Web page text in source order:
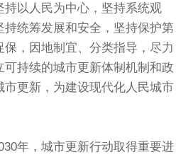
持以人民为中心，坚持系统观
持统筹发展和安全，坚持保护第
，因地制宜、分类指导，尽力
可持续的城市更新体制机制和政
市更新，为建设现代化人民城市
年，城市更新行动取得重要进